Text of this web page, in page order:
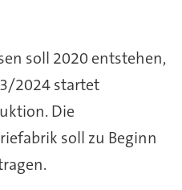
soll 2020 entstehen,
2024 startet
Die
soll zu Beginn